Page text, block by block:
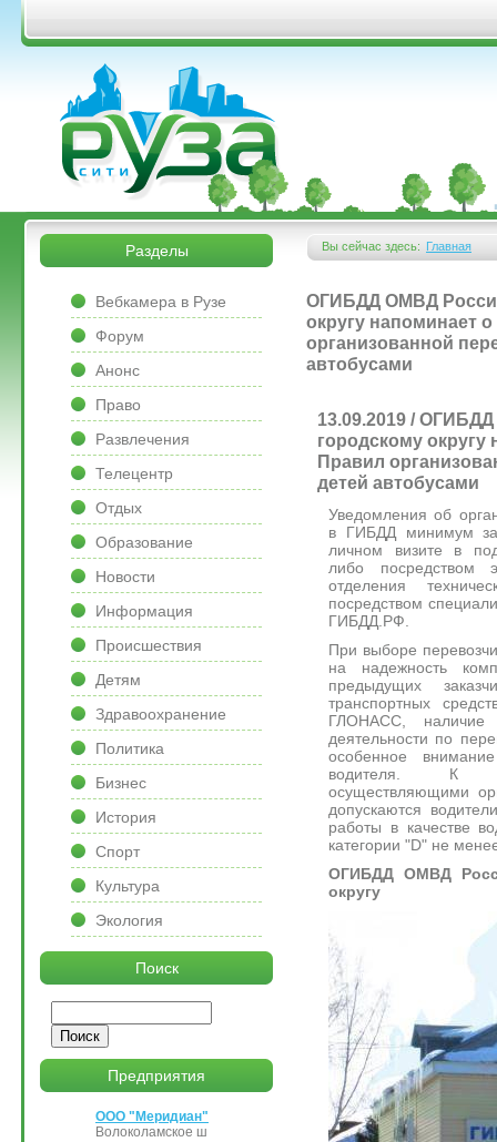
Перейти к основному содержанию
&bsps;
&bsps;
Вы сейчас здесь:
Вы здесь
Главная
ОГИБДД ОМВД
округу напоминает
организованной
автобусами
13.09.2019 /
городскому
Правил
детей автобусами
Уведомления об
в ГИБДД минимум
личном визите в
либо посредством
отделения
посредством
ГИБДД.РФ.
При выборе
на надежность
предыдущих
транспортных
ГЛОНАСС, наличие
деятельности по
особенное
водителя. К
осуществляющими
допускаются
работы в качестве
категории "D" не
ОГИБДД ОМВД
округу
Разделы
Вебкамера в Рузе
Форум
Анонс
Право
Развлечения
Телецентр
Отдых
Образование
Новости
Информация
Происшествия
Детям
Здравоохранение
Политика
Бизнес
История
Спорт
Культура
Экология
Поиск
Предприятия
ООО "Меридиан"
Волоколамское ш